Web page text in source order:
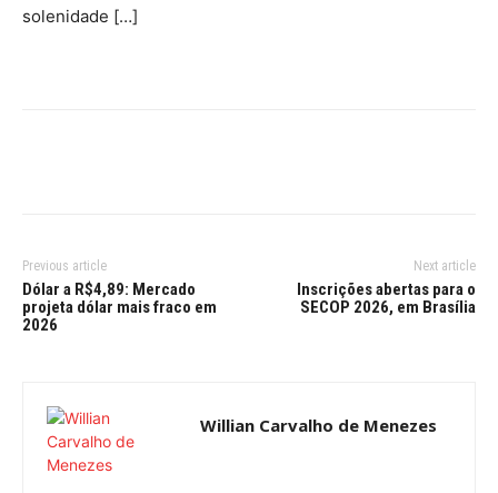
solenidade […]
Previous article
Dólar a R$4,89: Mercado
projeta dólar mais fraco em
2026
Next article
Inscrições abertas para o
SECOP 2026, em Brasília
Willian Carvalho de Menezes